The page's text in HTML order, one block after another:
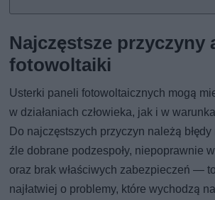
Najczęstsze przyczyny
fotowoltaiki
Usterki paneli fotowoltaicznych mogą
w działaniach człowieka, jak i w
Do najczęstszych przyczyn należą
źle dobrane podzespoły, niepoprawnie
oraz brak właściwych zabezpieczeń —
najłatwiej o problemy, które wychodzą